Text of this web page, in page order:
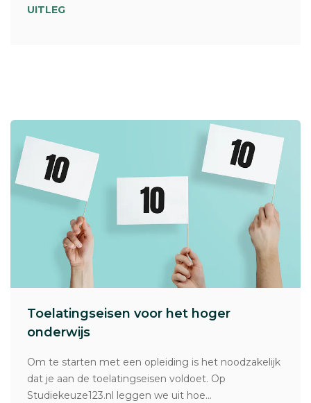
UITLEG
Toelatingseisen voor het hoger
onderwijs
Om te starten met een opleiding is het noodzakelijk
dat je aan de toelatingseisen voldoet. Op
Studiekeuze123.nl leggen we uit hoe...